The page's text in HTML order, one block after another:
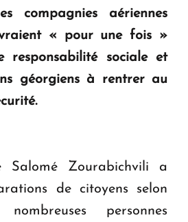
de résilience et d'avenir
Regency d'Arménie
à Dilijan
compagnies aériennes
« pour une fois »
responsabilité sociale et
géorgiens à rentrer au
Salomé Zourabichvili a
de citoyens selon
personnes